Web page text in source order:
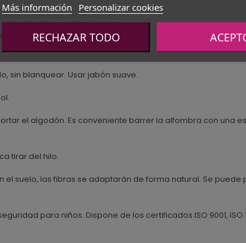
a los de las fotos).
sin blanquear. Usar jabón suave.
el algodón. Es conveniente barrer la alfombra con una
tirar del hilo.
el suelo, las fibras se adaptarán de forma natural. Se
para niños. Dispone de los certificados ISO 9001, ISO
Más información Personalizar cookies
RECHAZAR TODO